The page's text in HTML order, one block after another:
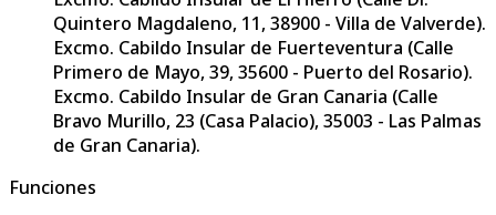
Quintero Magdaleno, 11, 38900 - Villa de Valverde).
Excmo. Cabildo Insular de Fuerteventura (Calle
Primero de Mayo, 39, 35600 - Puerto del Rosario).
Excmo. Cabildo Insular de Gran Canaria (Calle
Bravo Murillo, 23 (Casa Palacio), 35003 - Las Palmas
de Gran Canaria).
Funciones